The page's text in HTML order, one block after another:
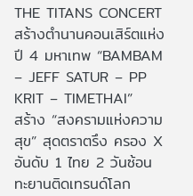
THE TITANS CONCERT
สร้างตำนานคอนเสิร์ตแห่ง
ปี 4 มหาเทพ “BAMBAM
– JEFF SATUR – PP
KRIT – TIMETHAI”
สร้าง “สงครามแห่งความ
สุข” สุดตราตรึง ครอง X
อันดับ 1 ไทย 2 วันซ้อน
ทะยานติดเทรนด์โลก